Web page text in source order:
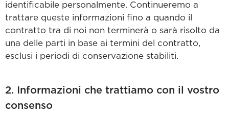
identificabile personalmente. Continueremo a
trattare queste informazioni fino a quando il
contratto tra di noi non terminerà o sarà risolto da
una delle parti in base ai termini del contratto,
esclusi i periodi di conservazione stabiliti.
2. Informazioni che trattiamo con il vostro
consenso